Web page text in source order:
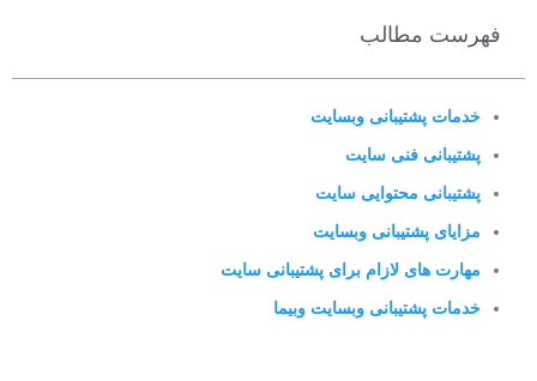
فهرست مطالب
خدمات پشتیبانی وبسایت
پشتیبانی فنی سایت
پشتیبانی محتوایی سایت
مزایای پشتیبانی وبسایت
مهارت های لازام برای پشتیبانی سایت
خدمات پشتیبانی وبسایت وبیما